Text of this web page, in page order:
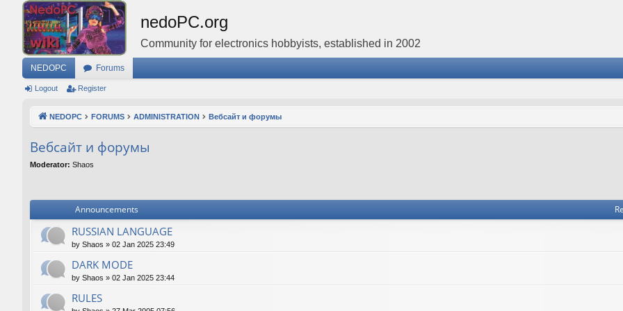
nedoPC.org
Community for electronics hobbyists, established in 2002
NEDOPC Forums
Logout Register
NEDOPC FORUMS ADMINISTRATION Вебсайт и форумы
Вебсайт и форумы
Moderator: Shaos
Announcements
RUSSIAN LANGUAGE
by Shaos » 02 Jan 2025 23:49
DARK MODE
by Shaos » 02 Jan 2025 23:44
RULES